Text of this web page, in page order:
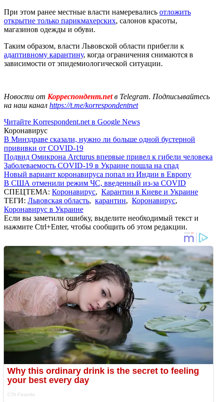
При этом ранее местные власти намеревались отложить
открытие только парикмахерских, салонов красоты,
магазинов одежды и обуви.
Таким образом, власти Львовской области прибегли к
адаптивному карантину, когда ограничения снимаются в
зависимости от эпидемиологической ситуации.
Новости от Корреспондент.netв Telegram. Подписывайтесь
на наш канал https://t.me/korrespondentnet
Читайте Korrespondent.net в Google News
Коронавирус
В Минздраве сказали, нужно ли больше одной бустерной
прививки от COVID-19
Подвид Омикрона Arcturus впервые привел к гибели человека
Заболеваемость COVID-19 в Украине пошла на спад
Новый вариант коронавируса попал из Индии в Европу
В США отменили режим ЧС, введенный из-за COVID
СПЕЦТЕМА: Коронавирус, Карантин в Киеве и Украине
ТЕГИ: Львовская область, карантин, Коронавирус,
Коронавирус в Украине
Если вы заметили ошибку, выделите необходимый текст и
нажмите Ctrl+Enter, чтобы сообщить об этом редакции.